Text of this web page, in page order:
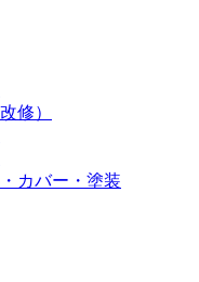
修）
カバー・塗装